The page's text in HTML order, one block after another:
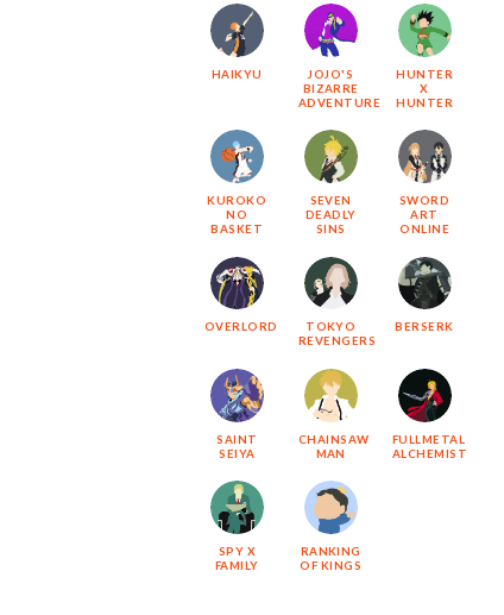
HAIKYU
JOJO'S
BIZARRE
ADVENTURE
HUNTER
X
HUNTER
KUROKO
NO
BASKET
SEVEN
DEADLY
SINS
SWORD
ART
ONLINE
OVERLORD
TOKYO
REVENGERS
BERSERK
SAINT
SEIYA
CHAINSAW
MAN
FULLMETAL
ALCHEMIST
SPY X
FAMILY
RANKING
OF KINGS